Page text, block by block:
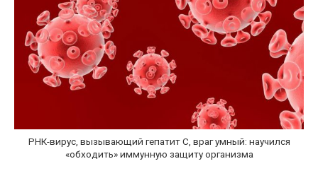
РНК-вирус, вызывающий гепатит С, враг умный: научился
«обходить» иммунную защиту организма